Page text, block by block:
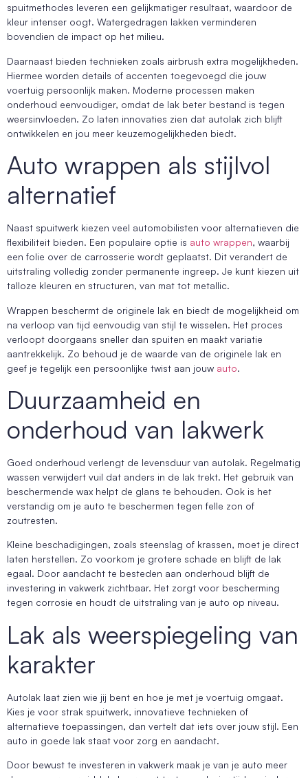
spuitmethodes leveren een gelijkmatiger resultaat, waardoor de
kleur intenser oogt. Watergedragen lakken verminderen
bovendien de impact op het milieu.
Daarnaast bieden technieken zoals airbrush extra mogelijkheden.
Hiermee worden details of accenten toegevoegd die jouw
voertuig persoonlijk maken. Moderne processen maken
onderhoud eenvoudiger, omdat de lak beter bestand is tegen
weersinvloeden. Zo laten innovaties zien dat autolak zich blijft
ontwikkelen en jou meer keuzemogelijkheden biedt.
Auto wrappen als stijlvol
alternatief
Naast spuitwerk kiezen veel automobilisten voor alternatieven die
flexibiliteit bieden. Een populaire optie is auto wrappen, waarbij
een folie over de carrosserie wordt geplaatst. Dit verandert de
uitstraling volledig zonder permanente ingreep. Je kunt kiezen uit
talloze kleuren en structuren, van mat tot metallic.
Wrappen beschermt de originele lak en biedt de mogelijkheid om
na verloop van tijd eenvoudig van stijl te wisselen. Het proces
verloopt doorgaans sneller dan spuiten en maakt variatie
aantrekkelijk. Zo behoud je de waarde van de originele lak en
geef je tegelijk een persoonlijke twist aan jouw auto.
Duurzaamheid en
onderhoud van lakwerk
Goed onderhoud verlengt de levensduur van autolak. Regelmatig
wassen verwijdert vuil dat anders in de lak trekt. Het gebruik van
beschermende wax helpt de glans te behouden. Ook is het
verstandig om je auto te beschermen tegen felle zon of
zoutresten.
Kleine beschadigingen, zoals steenslag of krassen, moet je direct
laten herstellen. Zo voorkom je grotere schade en blijft de lak
egaal. Door aandacht te besteden aan onderhoud blijft de
investering in vakwerk zichtbaar. Het zorgt voor bescherming
tegen corrosie en houdt de uitstraling van je auto op niveau.
Lak als weerspiegeling van
karakter
Autolak laat zien wie jij bent en hoe je met je voertuig omgaat.
Kies je voor strak spuitwerk, innovatieve technieken of
alternatieve toepassingen, dan vertelt dat iets over jouw stijl. Een
auto in goede lak staat voor zorg en aandacht.
Door bewust te investeren in vakwerk maak je van je auto meer